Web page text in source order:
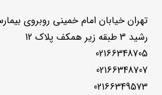
تهران خیابان امام خمینی روبروی
رشید 3 طبقه زیر همکف پلاک 12
02166348705
02166348707
02166349573